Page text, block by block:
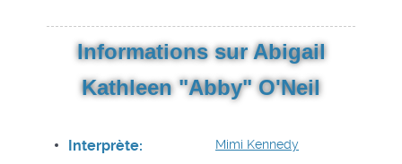
Informations sur Abigail
Kathleen "Abby" O'Neil
Interprète: Mimi Kennedy